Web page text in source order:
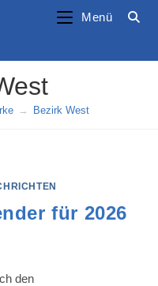
Menü
→ Bezirk West
für 2026
den